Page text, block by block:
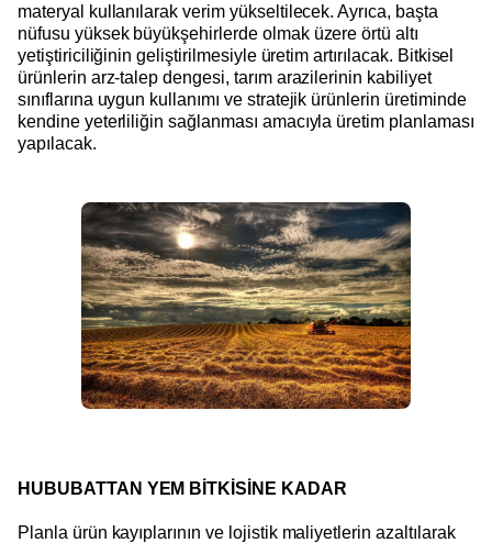
materyal kullanılarak verim yükseltilecek. Ayrıca, başta
nüfusu yüksek büyükşehirlerde olmak üzere örtü altı
yetiştiriciliğinin geliştirilmesiyle üretim artırılacak. Bitkisel
ürünlerin arz-talep dengesi, tarım arazilerinin kabiliyet
sınıflarına uygun kullanımı ve stratejik ürünlerin üretiminde
kendine yeterliliğin sağlanması amacıyla üretim planlaması
yapılacak.
HUBUBATTAN YEM BİTKİSİNE KADAR
Planla ürün kayıplarının ve lojistik maliyetlerin azaltılarak